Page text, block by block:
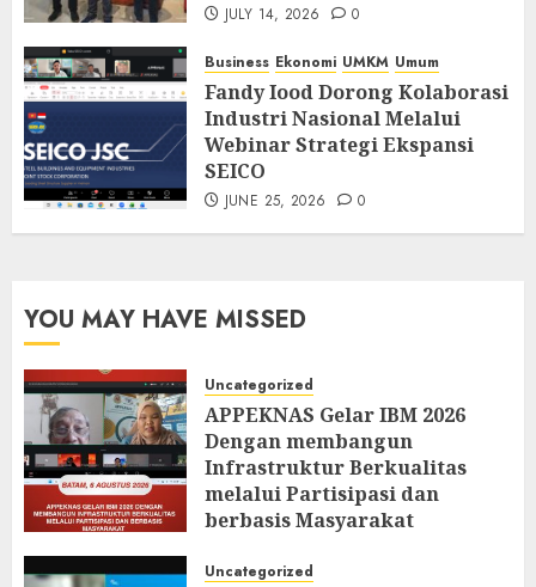
JULY 14, 2026 0
Business Ekonomi UMKM Umum
Fandy Iood Dorong Kolaborasi
Industri Nasional Melalui
Webinar Strategi Ekspansi
SEICO
JUNE 25, 2026 0
YOU MAY HAVE MISSED
Uncategorized
APPEKNAS Gelar IBM 2026
Dengan membangun
Infrastruktur Berkualitas
melalui Partisipasi dan
berbasis Masyarakat
Uncategorized